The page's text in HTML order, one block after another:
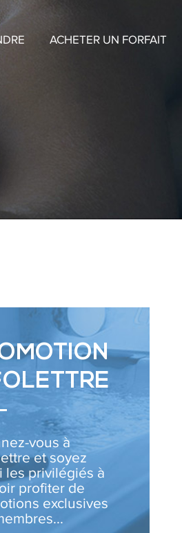
ACHETER UN FORFAIT
vous à
et soyez
les privilégiés à
profiter de
exclusives